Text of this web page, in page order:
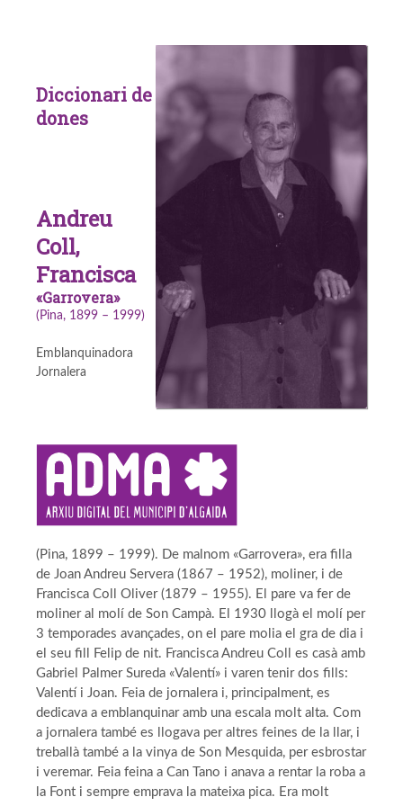
Diccionari de
dones
Andreu
Coll,
Francisca
«Garrovera»
(Pina, 1899 – 1999)
Emblanquinadora
Jornalera
(Pina, 1899 – 1999). De malnom «Garrovera», era filla
de Joan Andreu Servera (1867 – 1952), moliner, i de
Francisca Coll Oliver (1879 – 1955). El pare va fer de
moliner al molí de Son Campà. El 1930 llogà el molí per
3 temporades avançades, on el pare molia el gra de dia i
el seu fill Felip de nit. Francisca Andreu Coll es casà amb
Gabriel Palmer Sureda «Valentí» i varen tenir dos fills:
Valentí i Joan. Feia de jornalera i, principalment, es
dedicava a emblanquinar amb una escala molt alta. Com
a jornalera també es llogava per altres feines de la llar, i
treballà també a la vinya de Son Mesquida, per esbrostar
i veremar. Feia feina a Can Tano i anava a rentar la roba a
la Font i sempre emprava la mateixa pica. Era molt